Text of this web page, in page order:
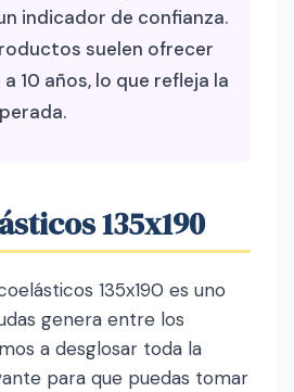
indicador de confianza.
suelen ofrecer
10 años, lo que refleja la
135x190
135x190 es uno
genera entre los
a desglosar toda la
para que puedas tomar